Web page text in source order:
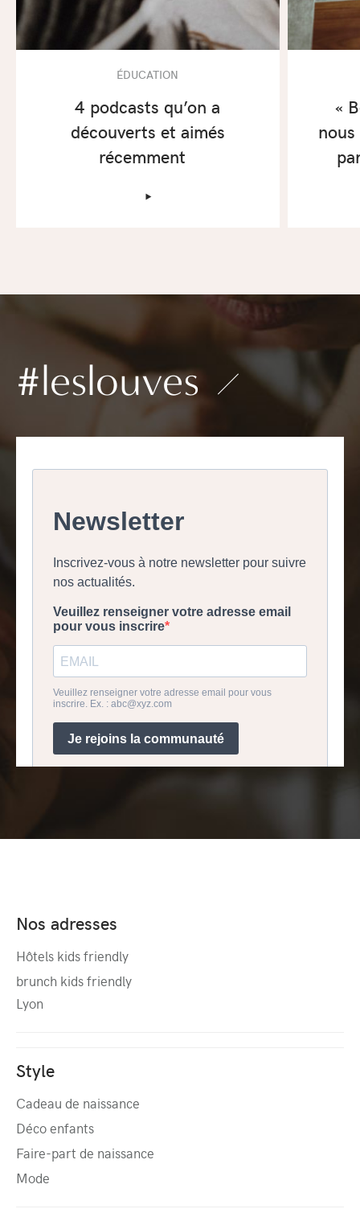
ÉDUCATION
4 podcasts qu’on a
découverts et aimés
récemment
‣
«
#leslouves
Nos adresses
Hôtels kids friendly
brunch kids friendly
Lyon
Style
Cadeau de naissance
Déco enfants
Faire-part de naissance
Mode